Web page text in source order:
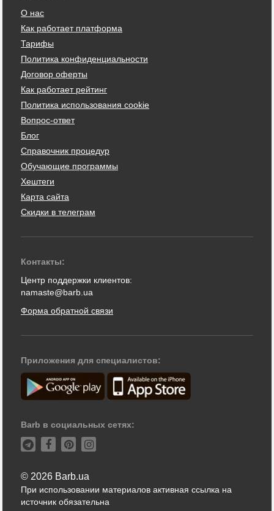
О нас
Как работает платформа
Тарифы
Политика конфиденциальности
Договор оферты
Как работает рейтинг
Политика использования cookie
Вопрос-ответ
Блог
Справочник процедур
Обучающие программы
Хештеги
Карта сайта
Скидки в телеграм
Контакты:
Центр поддержки клиентов:
namaste@barb.ua
Форма обратной связи
Приложения для специалистов:
Barb в социальных сетях:
© 2026 Barb.ua
При использовании материалов активная ссылка на
источник обязательна